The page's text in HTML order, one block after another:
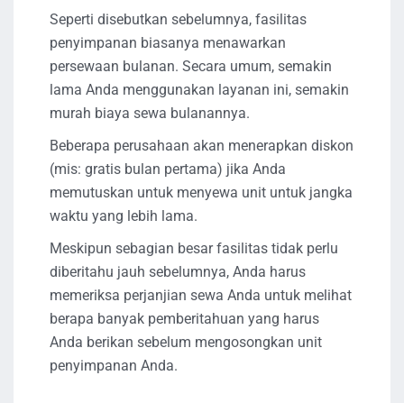
Seperti disebutkan sebelumnya, fasilitas
penyimpanan biasanya menawarkan
persewaan bulanan. Secara umum, semakin
lama Anda menggunakan layanan ini, semakin
murah biaya sewa bulanannya.
Beberapa perusahaan akan menerapkan diskon
(mis: gratis bulan pertama) jika Anda
memutuskan untuk menyewa unit untuk jangka
waktu yang lebih lama.
Meskipun sebagian besar fasilitas tidak perlu
diberitahu jauh sebelumnya, Anda harus
memeriksa perjanjian sewa Anda untuk melihat
berapa banyak pemberitahuan yang harus
Anda berikan sebelum mengosongkan unit
penyimpanan Anda.